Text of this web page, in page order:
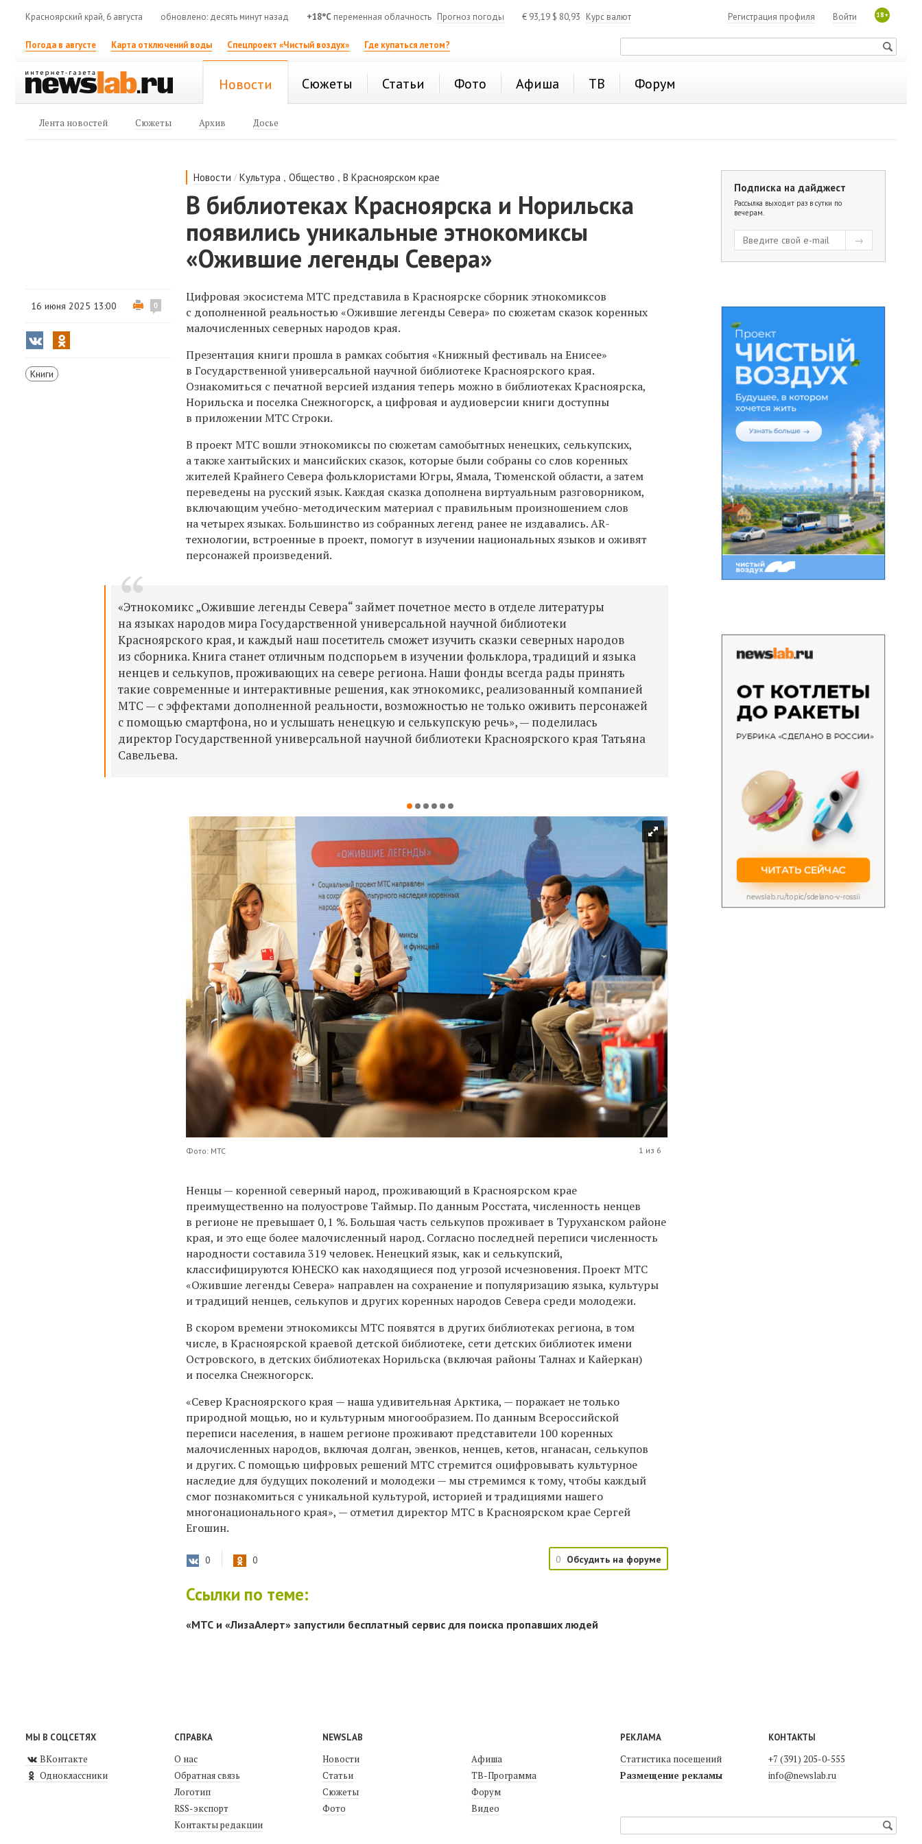
Красноярский край, 6 августа обновлено: десять минут назад +18°C переменная облачность Прогноз погоды € 93,19 $ 80,93 Курс валют 18+
Войти
Регистрация профиля
Погода в августе Карта отключений воды Спецпроект «Чистый воздух» Где купаться летом?
Новости Сюжеты Статьи Фото Афиша ТВ Форум
Лента новостей Сюжеты Архив Досье
Новости /Культура ,Общество ,В Красноярском крае
В библиотеках Красноярска и Норильска
появились уникальные этнокомиксы
«Ожившие легенды Севера»
16 июня 2025 13:00 0
Книги
Цифровая экосистема МТС представила в Красноярске сборник этнокомиксов
с дополненной реальностью «Ожившие легенды Севера» по сюжетам сказок коренных
малочисленных северных народов края.
Презентация книги прошла в рамках события «Книжный фестиваль на Енисее»
в Государственной универсальной научной библиотеке Красноярского края.
Ознакомиться с печатной версией издания теперь можно в библиотеках Красноярска,
Норильска и поселка Снежногорск, а цифровая и аудиоверсии книги доступны
в приложении МТС Строки.
В проект МТС вошли этнокомиксы по сюжетам самобытных ненецких, селькупских,
а также хантыйских и мансийских сказок, которые были собраны со слов коренных
жителей Крайнего Севера фольклористами Югры, Ямала, Тюменской области, а затем
переведены на русский язык. Каждая сказка дополнена виртуальным разговорником,
включающим учебно-методическим материал с правильным произношением слов
на четырех языках. Большинство из собранных легенд ранее не издавались. AR-
технологии, встроенные в проект, помогут в изучении национальных языков и оживят
персонажей произведений.
«Этнокомикс „Ожившие легенды Севера“ займет почетное место в отделе литературы
на языках народов мира Государственной универсальной научной библиотеки
Красноярского края, и каждый наш посетитель сможет изучить сказки северных народов
из сборника. Книга станет отличным подспорьем в изучении фольклора, традиций и языка
ненцев и селькупов, проживающих на севере региона. Наши фонды всегда рады принять
такие современные и интерактивные решения, как этнокомикс, реализованный компанией
МТС — с эффектами дополненной реальности, возможностью не только оживить персонажей
с помощью смартфона, но и услышать ненецкую и селькупскую речь», — поделилась
директор Государственной универсальной научной библиотеки Красноярского края Татьяна
Савельева.
Фото: МТС 1 из 6
Ненцы — коренной северный народ, проживающий в Красноярском крае
преимущественно на полуострове Таймыр. По данным Росстата, численность ненцев
в регионе не превышает 0,1 %. Большая часть селькупов проживает в Туруханском районе
края, и это еще более малочисленный народ. Согласно последней переписи численность
народности составила 319 человек. Ненецкий язык, как и селькупский,
классифицируются ЮНЕСКО как находящиеся под угрозой исчезновения. Проект МТС
«Ожившие легенды Севера» направлен на сохранение и популяризацию языка, культуры
и традиций ненцев, селькупов и других коренных народов Севера среди молодежи.
В скором времени этнокомиксы МТС появятся в других библиотеках региона, в том
числе, в Красноярской краевой детской библиотеке, сети детских библиотек имени
Островского, в детских библиотеках Норильска (включая районы Талнах и Кайеркан)
и поселка Снежногорск.
«Север Красноярского края — наша удивительная Арктика, — поражает не только
природной мощью, но и культурным многообразием. По данным Всероссийской
переписи населения, в нашем регионе проживают представители 100 коренных
малочисленных народов, включая долган, эвенков, ненцев, кетов, нганасан, селькупов
и других. С помощью цифровых решений МТС стремится оцифровывать культурное
наследие для будущих поколений и молодежи — мы стремимся к тому, чтобы каждый
смог познакомиться с уникальной культурой, историей и традициями нашего
многонационального края», — отметил директор МТС в Красноярском крае Сергей
Егошин.
0 0 0 Обсудить на форуме
Ссылки по теме:
«МТС и «ЛизаАлерт» запустили бесплатный сервис для поиска пропавших людей
Подписка на дайджест
Рассылка выходит раз в сутки по
вечерам.
МЫ В СОЦСЕТЯХ
ВКонтакте
Одноклассники
СПРАВКА
О нас
Обратная связь
Логотип
RSS-экспорт
Контакты редакции
NEWSLAB
Новости
Статьи
Сюжеты
Фото
Афиша
ТВ-Программа
Форум
Видео
РЕКЛАМА
Статистика посещений
Размещение рекламы
КОНТАКТЫ
+7 (391) 205-0-555
info@newslab.ru